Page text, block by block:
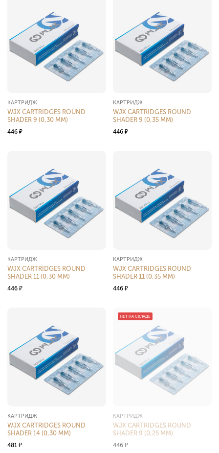
КАРТРИДЖ
WJX CARTRIDGES ROUND
SHADER 9 (0,30 ММ)
446 ₽
КАРТРИДЖ
WJX CARTRIDGES ROUND
SHADER 9 (0,35 ММ)
446 ₽
КАРТРИДЖ
WJX CARTRIDGES ROUND
SHADER 11 (0,30 ММ)
446 ₽
КАРТРИДЖ
WJX CARTRIDGES ROUND
SHADER 11 (0,35 ММ)
446 ₽
КАРТРИДЖ
WJX CARTRIDGES ROUND
SHADER 14 (0,30 ММ)
481 ₽
КАРТРИДЖ
WJX CARTRIDGES ROUND
SHADER 9 (0,25 ММ)
446 ₽
НЕТ НА СКЛАДЕ